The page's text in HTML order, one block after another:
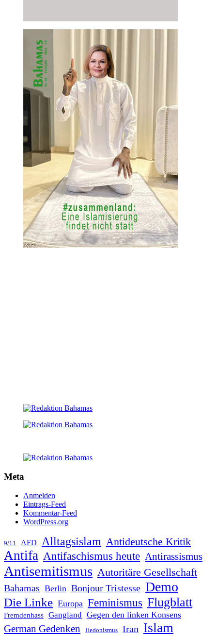
Meta
Anmelden
Eintrags-Feed
Kommentar-Feed
WordPress.org
9/11 AFD Alltagsislam Antideutsche Kritik
Antifa Antifaschismus heute Antirassismus
Antisemitismus Autoritäre Gesellschaft
Bahamas Berlin Bonjour Tristesse Demo
Die Linke Europa Feminismus Flugblatt
Fremdenhass Gangland Gegen den linken Konsens
German Gedenken Hedonismus Iran Islam